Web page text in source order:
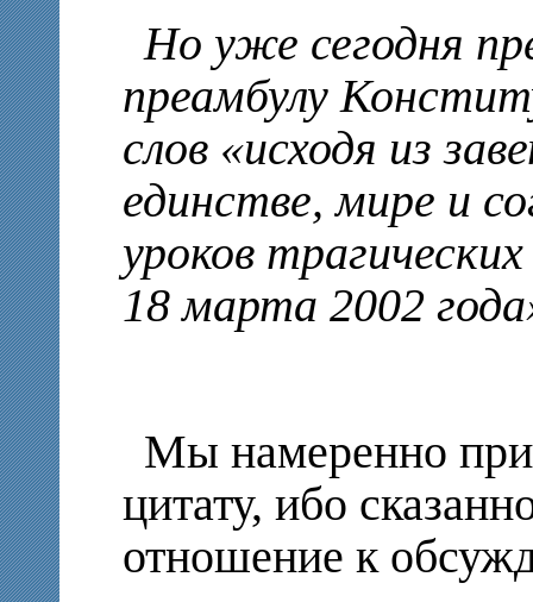
Но уже сегодня
преамбулу
слов «исходя из
единстве, мире и
уроков
18 марта 2002
Мы намеренно
цитату, ибо
отношение к